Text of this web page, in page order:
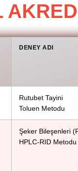
DENEY ADI
Rutubet Tayini
Toluen Metodu
Şeker Bileşenleri
HPLC-RID Metodu